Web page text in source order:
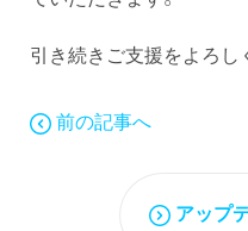
引き続きご支援をよろし
前の記事へ
アップ